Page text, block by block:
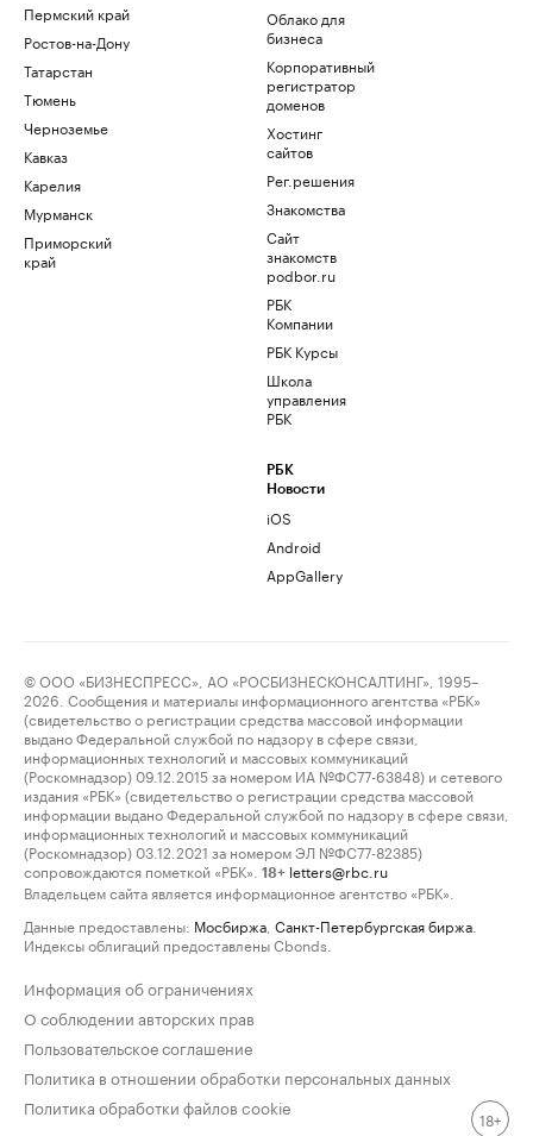
Пермский край
Ростов-на-Дону
Татарстан
Тюмень
Черноземье
Кавказ
Карелия
Мурманск
Приморский
край
Облако для
бизнеса
Корпоративный
регистратор
доменов
Хостинг
сайтов
Рег.решения
Знакомства
Сайт
знакомств
podbor.ru
РБК
Компании
РБК Курсы
Школа
управления
РБК
РБК
Новости
iOS
Android
AppGallery
© ООО «БИЗНЕСПРЕСС», АО «РОСБИЗНЕСКОНСАЛТИНГ», 1995–
2026. Сообщения и материалы информационного агентства «РБК»
(свидетельство о регистрации средства массовой информации
выдано Федеральной службой по надзору в сфере связи,
информационных технологий и массовых коммуникаций
(Роскомнадзор) 09.12.2015 за номером ИА №ФС77-63848) и сетевого
издания «РБК» (свидетельство о регистрации средства массовой
информации выдано Федеральной службой по надзору в сфере связи,
информационных технологий и массовых коммуникаций
(Роскомнадзор) 03.12.2021 за номером ЭЛ №ФС77-82385)
сопровождаются пометкой «РБК».
18+ letters@rbc.ru
Владельцем сайта является информационное агентство «РБК».
Данные предоставлены: Мосбиржа Санкт-Петербургская биржа
Индексы облигаций предоставлены Cbonds.
Информация об ограничениях
О соблюдении авторских прав
Пользовательское соглашение
Политика в отношении обработки персональных данных
Политика обработки файлов cookie
18+